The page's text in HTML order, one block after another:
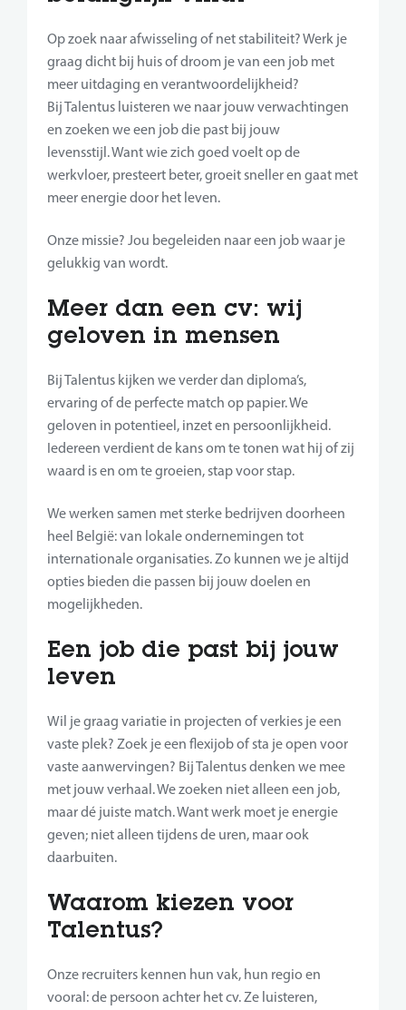
Op zoek naar afwisseling of net stabiliteit? Werk je
graag dicht bij huis of droom je van een job met
meer uitdaging en verantwoordelijkheid?
Bij Talentus luisteren we naar jouw verwachtingen
en zoeken we een job die past bij jouw
levensstijl. Want wie zich goed voelt op de
werkvloer, presteert beter, groeit sneller en gaat met
meer energie door het leven.
Onze missie? Jou begeleiden naar een job waar je
gelukkig van wordt.
Meer dan een cv: wij
geloven in mensen
Bij Talentus kijken we verder dan diploma’s,
ervaring of de perfecte match op papier. We
geloven in potentieel, inzet en persoonlijkheid.
Iedereen verdient de kans om te tonen wat hij of zij
waard is en om te groeien, stap voor stap.
We werken samen met sterke bedrijven doorheen
heel België: van lokale ondernemingen tot
internationale organisaties. Zo kunnen we je altijd
opties bieden die passen bij jouw doelen en
mogelijkheden.
Een job die past bij jouw
leven
Wil je graag variatie in projecten of verkies je een
vaste plek? Zoek je een flexijob of sta je open voor
vaste aanwervingen? Bij Talentus denken we mee
met jouw verhaal. We zoeken niet alleen een job,
maar dé juiste match. Want werk moet je energie
geven; niet alleen tijdens de uren, maar ook
daarbuiten.
Waarom kiezen voor
Talentus?
Onze recruiters kennen hun vak, hun regio en
vooral: de persoon achter het cv. Ze luisteren,